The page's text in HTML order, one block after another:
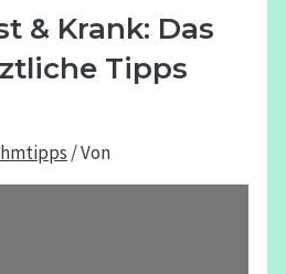
& Krank: Das
Tipps
/ Von